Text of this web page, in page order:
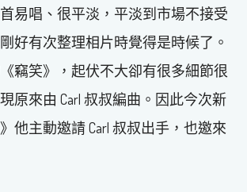
易唱、很平淡，平淡到市場不接受
好有次整理相片時覺得是時候了。
竊笑》，起伏不大卻有很多細節很
原來由 Carl 叔叔編曲。因此今次新
他主動邀請 Carl 叔叔出手，也邀來